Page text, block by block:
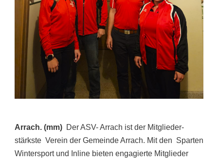
Arrach. (mm) Der ASV- Arrach ist der Mitglieder-
stärkste Verein der Gemeinde Arrach. Mit den Sparten
Wintersport und Inline bieten engagierte Mitglieder